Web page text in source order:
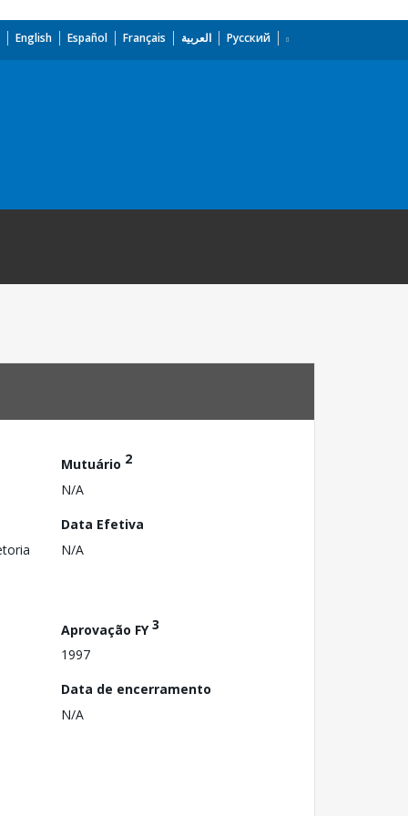
English Español Français العربية Русский
Mutuário 2
N/A
Data Efetiva
N/A
Aprovação FY3
1997
Data de encerramento
N/A